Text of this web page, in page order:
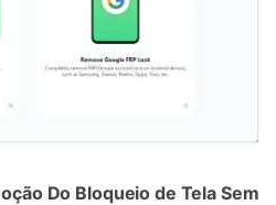
Do Bloqueio de Tela Sem